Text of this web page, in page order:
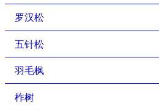
罗汉松
五针松
羽毛枫
柞树